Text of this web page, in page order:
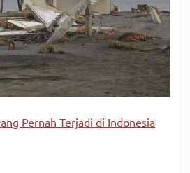
Pernah Terjadi di Indonesia